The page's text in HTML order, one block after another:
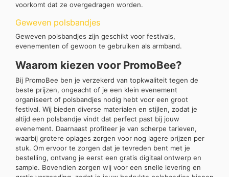
voorkomt dat ze overgedragen worden.
Geweven polsbandjes
Geweven polsbandjes zijn geschikt voor festivals,
evenementen of gewoon te gebruiken als armband.
Waarom kiezen voor PromoBee?
Bij PromoBee ben je verzekerd van topkwaliteit tegen de
beste prijzen, ongeacht of je een klein evenement
organiseert of polsbandjes nodig hebt voor een groot
festival. Wij bieden diverse materialen en stijlen, zodat je
altijd een polsbandje vindt dat perfect past bij jouw
evenement. Daarnaast profiteer je van scherpe tarieven,
waarbij grotere oplages zorgen voor nog lagere prijzen per
stuk. Om ervoor te zorgen dat je tevreden bent met je
bestelling, ontvang je eerst een gratis digitaal ontwerp en
sample. Bovendien zorgen wij voor een snelle levering en